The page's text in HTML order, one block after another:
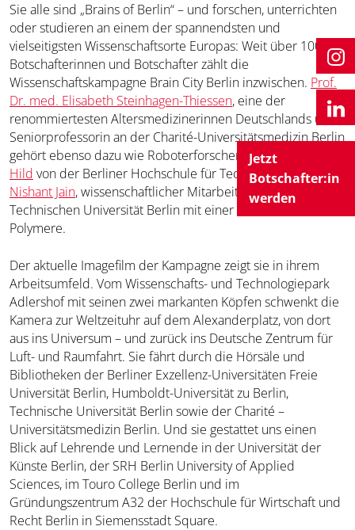
Jetzt
Botschafter:in
werden
Sie alle sind „Brains of Berlin“ – und forschen, unterrichten
oder studieren an einem der spannendsten und
vielseitigsten Wissenschaftsorte Europas: Weit über 100
Botschafterinnen und Botschafter zählt die
Wissenschaftskampagne Brain City Berlin inzwischen. Prof.
Dr. med. Elisabeth Steinhagen-Thiessen, eine der
renommiertesten Altersmedizinerinnen Deutschlands und
Seniorprofessorin an der Charité-Universitätsmedizin Berlin
gehört ebenso dazu wie Roboterforscher
Prof. Dr. Manfred
Hild von der Berliner Hochschule für Technik (BHT) oder
Nishant Jain, wissenschaftlicher Mitarbeiter an der
Technischen Universität Berlin mit einer Leidenschaft für
Polymere.
Der aktuelle Imagefilm der Kampagne zeigt sie in ihrem
Arbeitsumfeld. Vom Wissenschafts- und Technologiepark
Adlershof mit seinen zwei markanten Köpfen schwenkt die
Kamera zur Weltzeituhr auf dem Alexanderplatz, von dort
aus ins Universum – und zurück ins Deutsche Zentrum für
Luft- und Raumfahrt. Sie fährt durch die Hörsäle und
Bibliotheken der Berliner Exzellenz-Universitäten Freie
Universität Berlin, Humboldt-Universität zu Berlin,
Technische Universität Berlin sowie der Charité –
Universitätsmedizin Berlin. Und sie gestattet uns einen
Blick auf Lehrende und Lernende in der Universität der
Künste Berlin, der SRH Berlin University of Applied
Sciences, im Touro College Berlin und im
Gründungszentrum A32 der Hochschule für Wirtschaft und
Recht Berlin in Siemensstadt Square.